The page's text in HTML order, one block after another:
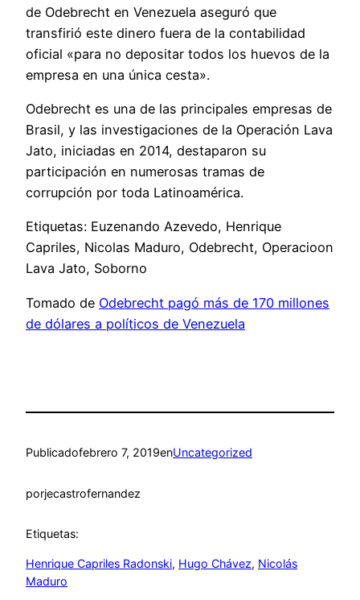
de Odebrecht en Venezuela aseguró que
transfirió este dinero fuera de la contabilidad
oficial «para no depositar todos los huevos de la
empresa en una única cesta».
Odebrecht es una de las principales empresas de
Brasil, y las investigaciones de la Operación Lava
Jato, iniciadas en 2014, destaparon su
participación en numerosas tramas de
corrupción por toda Latinoamérica.
Etiquetas: Euzenando Azevedo, Henrique
Capriles, Nicolas Maduro, Odebrecht, Operacioon
Lava Jato, Soborno
Tomado de Odebrecht pagó más de 170 millones
de dólares a políticos de Venezuela
Publicadofebrero 7, 2019enUncategorized
porjecastrofernandez
Etiquetas:
Henrique Capriles Radonski, Hugo Chávez, Nicolás
Maduro